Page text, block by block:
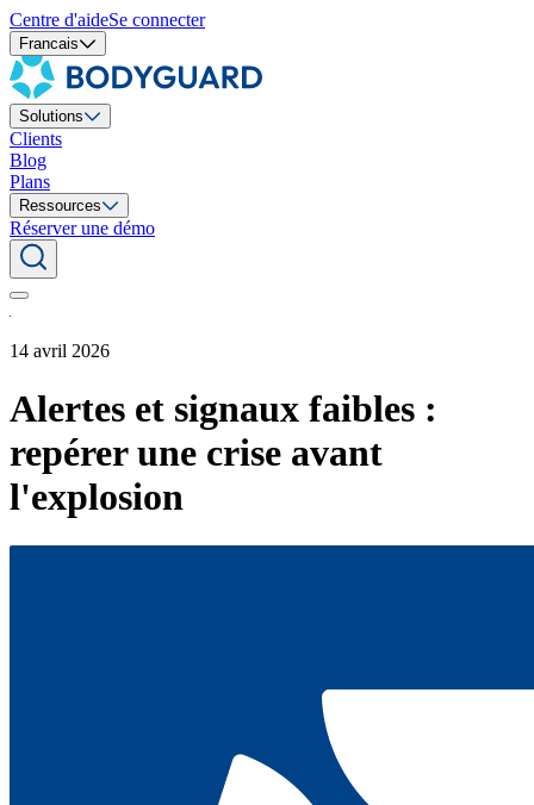
Centre d'aideSe connecter
Francais
Solutions
Clients
Blog
Plans
Ressources
Réserver une démo
14 avril 2026
Alertes et signaux faibles :
repérer une crise avant
l'explosion